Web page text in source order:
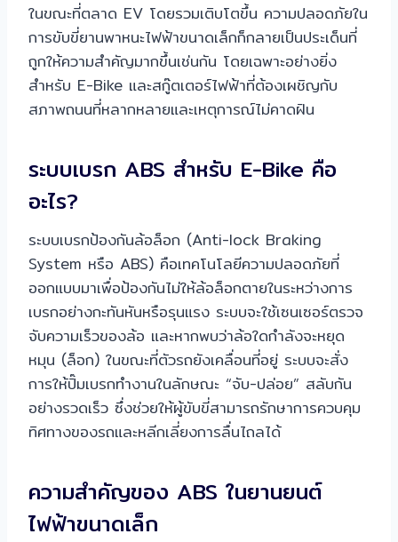
ในขณะที่ตลาด EV โดยรวมเติบโตขึ้น ความปลอดภัยใน
การขับขี่ยานพาหนะไฟฟ้าขนาดเล็กก็กลายเป็นประเด็นที่
ถูกให้ความสำคัญมากขึ้นเช่นกัน โดยเฉพาะอย่างยิ่ง
สำหรับ E-Bike และสกู๊ตเตอร์ไฟฟ้าที่ต้องเผชิญกับ
สภาพถนนที่หลากหลายและเหตุการณ์ไม่คาดฝัน
ระบบเบรก ABS สำหรับ E-Bike คือ
อะไร?
ระบบเบรกป้องกันล้อล็อก (Anti-lock Braking
System หรือ ABS) คือเทคโนโลยีความปลอดภัยที่
ออกแบบมาเพื่อป้องกันไม่ให้ล้อล็อกตายในระหว่างการ
เบรกอย่างกะทันหันหรือรุนแรง ระบบจะใช้เซนเซอร์ตรวจ
จับความเร็วของล้อ และหากพบว่าล้อใดกำลังจะหยุด
หมุน (ล็อก) ในขณะที่ตัวรถยังเคลื่อนที่อยู่ ระบบจะสั่ง
การให้ปั๊มเบรกทำงานในลักษณะ “จับ-ปล่อย” สลับกัน
อย่างรวดเร็ว ซึ่งช่วยให้ผู้ขับขี่สามารถรักษาการควบคุม
ทิศทางของรถและหลีกเลี่ยงการลื่นไถลได้
ความสำคัญของ ABS ในยานยนต์
ไฟฟ้าขนาดเล็ก